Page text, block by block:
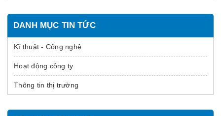
DANH MỤC TIN TỨC
Kĩ thuật - Công nghệ
Hoạt động công ty
Thông tin thị trường